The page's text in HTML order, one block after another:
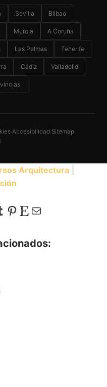
Sevilla Bilbao
Murcia A Coruña
Las Palmas Tenerife
Cádiz Valladolid
·Accesibilidad·Sitemap
Arquitectura
Pinterest
EtsyCorreo electrónico